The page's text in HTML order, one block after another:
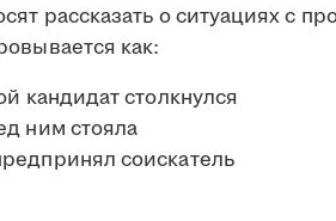
рассказать о ситуациях с
как:
кандидат столкнулся
ним стояла
соискатель